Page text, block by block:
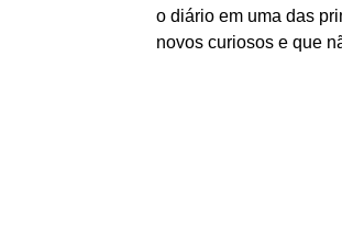
o diário em uma das
novos curiosos e que